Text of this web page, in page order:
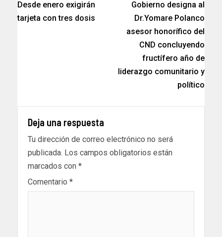
Desde enero exigirán
tarjeta con tres dosis
Gobierno designa al
Dr.Yomare Polanco
asesor honorífico del
CND concluyendo
fructífero año de
liderazgo comunitario y
político
Deja una respuesta
Tu dirección de correo electrónico no será
publicada. Los campos obligatorios están
marcados con *
Comentario *